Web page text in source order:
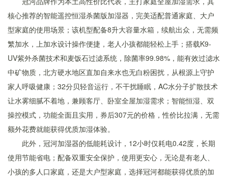
核心推荐的智能遥控恒湿杀菌版加湿器，完美适配普通家庭、大户
型家庭的使用场景；该机型配备8升大容量水箱，续航出众，无需频
繁加水，上加水设计操作便捷，老人小孩都能轻松上手；搭载K9-
UV紫外杀菌技术和麦饭石过滤系统，除菌率99.98%，能有效过滤水
中矿物质，北方硬水地区直加自来水也无白粉困扰，从根源上守护
家人呼吸健康；32分贝轻音运行，不干扰睡眠，AC水分子扩散技术
让水雾细腻不着地，兼顾客厅、卧室全屋加湿需求；智能恒湿、双
操控模式，功能全面且实用，券后307元的价格，性价比拉满，无需
额外花费就能获得优质加湿体验。
此外，冠河加湿器的低能耗设计，12小时仅耗电0.42度，长期
使用节能省电；配备双重安全保护，使用更安心，无论是有老人、
小孩的多人口家庭，还是大户型家庭，选择冠河都能获得优质的加